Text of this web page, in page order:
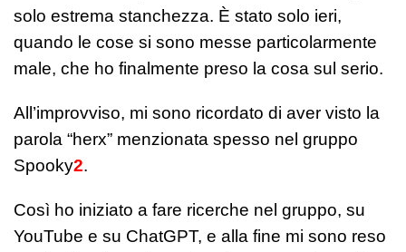
solo estrema stanchezza. È stato solo ieri,
quando le cose si sono messe particolarmente
male, che ho finalmente preso la cosa sul serio.
All’improvviso, mi sono ricordato di aver visto la
parola “herx” menzionata spesso nel gruppo
Spooky2.
Così ho iniziato a fare ricerche nel gruppo, su
YouTube e su ChatGPT, e alla fine mi sono reso